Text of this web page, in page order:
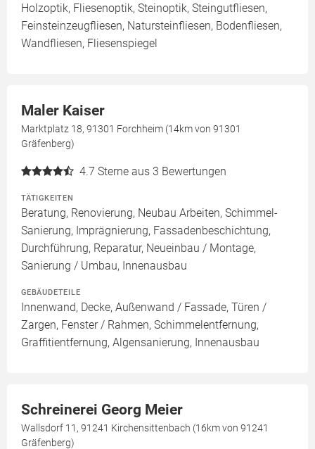
Holzoptik, Fliesenoptik, Steinoptik, Steingutfliesen,
Feinsteinzeugfliesen, Natursteinfliesen, Bodenfliesen,
Wandfliesen, Fliesenspiegel
Maler Kaiser
Marktplatz 18, 91301 Forchheim (14km von 91301
Gräfenberg)
4.7 Sterne aus 3 Bewertungen
TÄTIGKEITEN
Beratung, Renovierung, Neubau Arbeiten, Schimmel-
Sanierung, Imprägnierung, Fassadenbeschichtung,
Durchführung, Reparatur, Neueinbau / Montage,
Sanierung / Umbau, Innenausbau
GEBÄUDETEILE
Innenwand, Decke, Außenwand / Fassade, Türen /
Zargen, Fenster / Rahmen, Schimmelentfernung,
Graffitientfernung, Algensanierung, Innenausbau
Schreinerei Georg Meier
Wallsdorf 11, 91241 Kirchensittenbach (16km von 91241
Gräfenberg)